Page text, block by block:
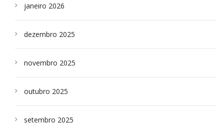
janeiro 2026
dezembro 2025
novembro 2025
outubro 2025
setembro 2025